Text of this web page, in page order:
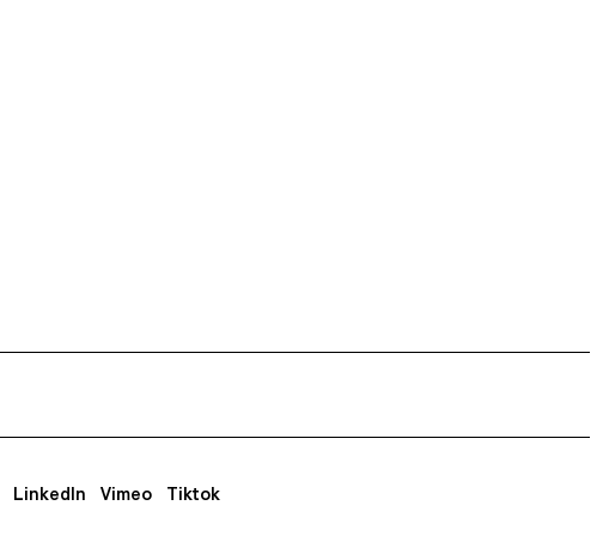
LinkedIn Vimeo Tiktok